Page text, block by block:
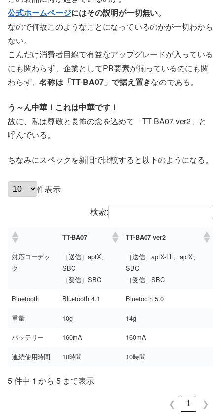
公式ホームページにはその説明が一切無い。
なので何故このようなことになっているのかが一切わから
ない。
こんだけ消費者目線で有益なアップグレードが入っている
にも関わらず、企業としてPR要素が揃っているのにも関
わらず、 名称は「TT-BA07」で据え置きなのである。
う～ん中華！これは中華です！
故に、私は尊敬と畏怖の念を込めて「TT-BA07 ver2」と
呼んでいる。
ちなみにスペックを新旧で比較すると以下のようになる。
件表示
検索:
TT-BA07 TT-BA07 ver2
対応コーデッ
ク
［送信］aptX、
SBC
［受信］SBC
［送信］aptX-LL、aptX、
SBC
［受信］SBC
Bluetooth Bluetooth 4.1 Bluetooth 5.0
重量 10g 14g
バッテリー 160mA 160mA
連続使用時間 10時間 10時間
5 件中 1 から 5 まで表示
❮ 1 ❯